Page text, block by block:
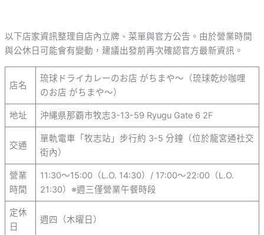
以下店家資訊整理自店內立牌、菜單與官方公告。由於營業時間
與公休日可能會有變動，建議出發前再次確認官方最新資訊。
店名
琉球ドライカレーのお店 がちまや～（琉球乾炒咖哩
のお店 がちまや～）
地址 沖縄県那覇市牧志3-13-59 Ryugu Gate 6 2F
交通
單軌電車「牧志站」步行約 3-5 分鐘（位於龍宮通社交
街內）
營業
時間
11:30～15:00（L.O. 14:30）/ 17:00～22:00（L.O.
21:30）※週三僅營業午餐時段
定休
日
週四（木曜日）